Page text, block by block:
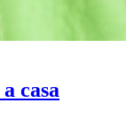
casa